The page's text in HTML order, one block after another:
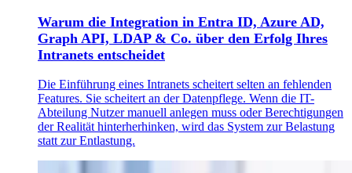
Warum die Integration in Entra ID, Azure AD,
Graph API, LDAP & Co. über den Erfolg Ihres
Intranets entscheidet
Die Einführung eines Intranets scheitert selten an fehlenden
Features. Sie scheitert an der Datenpflege. Wenn die IT-
Abteilung Nutzer manuell anlegen muss oder Berechtigungen
der Realität hinterherhinken, wird das System zur Belastung
statt zur Entlastung.